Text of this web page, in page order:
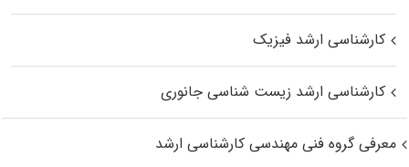
کارشناسی ارشد فیزیک
کارشناسی ارشد زیست‌ شناسی جانوری
معرفی گروه فنی مهندسی کارشناسی ارشد